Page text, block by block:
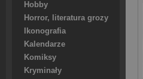
Hobby
Horror, literatura grozy
Ikonografia
Kalendarze
Komiksy
Kryminały